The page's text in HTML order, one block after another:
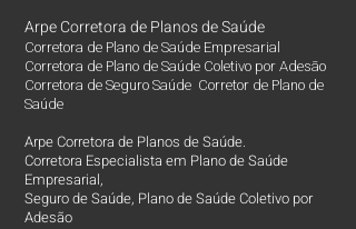
Arpe Corretora de Planos de Saúde
Corretora de Plano de Saúde Empresarial
Corretora de Plano de Saúde Coletivo por Adesão
Corretora de Seguro Saúde Corretor de Plano de
Saúde
Arpe Corretora de Planos de Saúde.
Corretora Especialista em Plano de Saúde
Empresarial,
Seguro de Saúde, Plano de Saúde Coletivo por
Adesão